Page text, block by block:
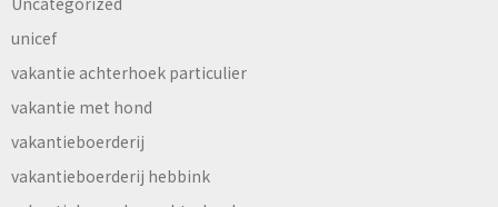
unicef
vakantie achterhoek particulier
vakantie met hond
vakantieboerderij
vakantieboerderij hebbink